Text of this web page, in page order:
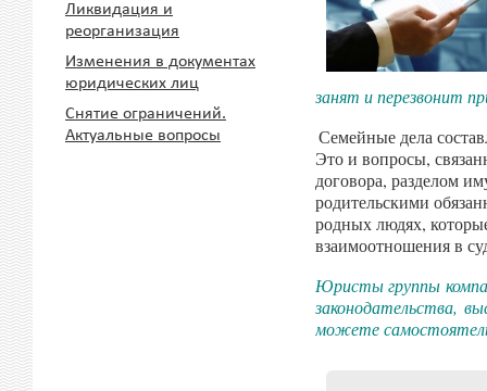
Ликвидация и
реорганизация
Изменения в документах
юридических лиц
Снятие ограничений.
Актуальные вопросы
занят и перезвонит
Семейные дела
Это и вопросы,
договора, разделом
родительскими
родных людях,
взаимоотношения в
Юристы группы
законодательства,
можете